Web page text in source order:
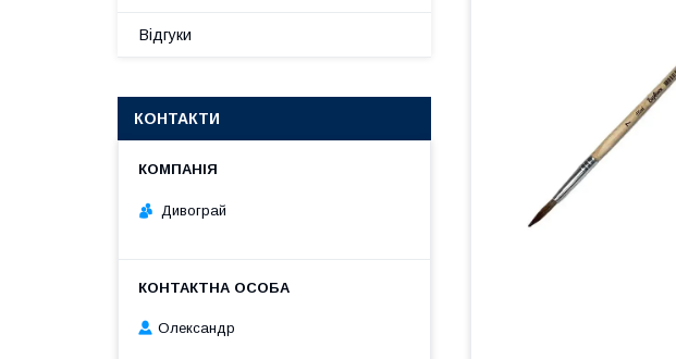
Відгуки
КОНТАКТИ
Дивограй
Олександр